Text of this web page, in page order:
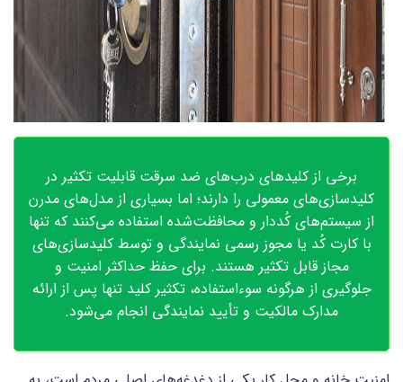
برخی از کلیدهای درب‌های ضد سرقت قابلیت تکثیر در
کلیدسازی‌های معمولی را دارند؛ اما بسیاری از مدل‌های مدرن
از سیستم‌های کُددار و محافظت‌شده استفاده می‌کنند که تنها
با کارت کُد یا مجوز رسمی نمایندگی و توسط کلیدسازی‌های
مجاز قابل تکثیر هستند. برای حفظ حداکثر امنیت و
جلوگیری از هرگونه سوءاستفاده، تکثیر کلید تنها پس از ارائه
مدارک مالکیت و تأیید نمایندگی انجام می‌شود.